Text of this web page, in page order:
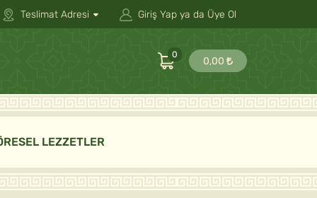
Teslimat Adresi Giriş Yap ya da Üye Ol
0
0,00
LEZZETLER